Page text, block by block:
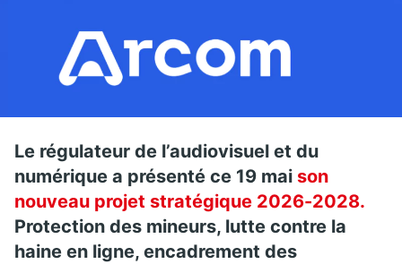
Le régulateur de l’audiovisuel et du
numérique a présenté ce 19 mai son
nouveau projet stratégique 2026-2028.
Protection des mineurs, lutte contre la
haine en ligne, encadrement des